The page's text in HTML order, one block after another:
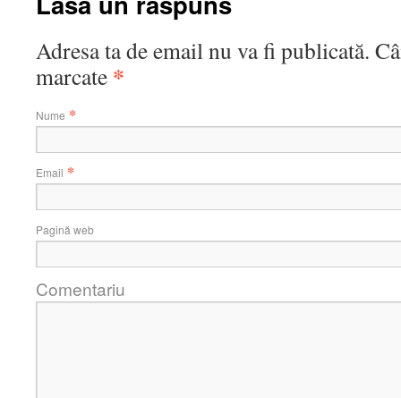
Adresa ta de email nu va fi publicată.
marcate *
Nume *
Email *
Pagină web
Comentariu